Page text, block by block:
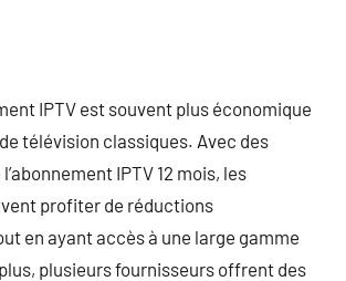
IPTV est souvent plus économique
télévision classiques. Avec des
IPTV 12 mois, les
profiter de réductions
en ayant accès à une large gamme
plusieurs fournisseurs offrent des